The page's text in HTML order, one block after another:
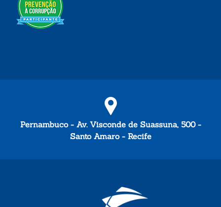
Pernambuco - Av. Visconde de Suassuna, 500 -
Santo Amaro - Recife